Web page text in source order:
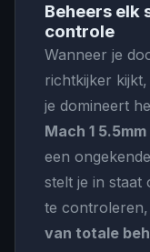
Beheers elk
controle
Wanneer je
richtkijker
je domineert
Mach 1
een
stelt je in staat
te
van totale